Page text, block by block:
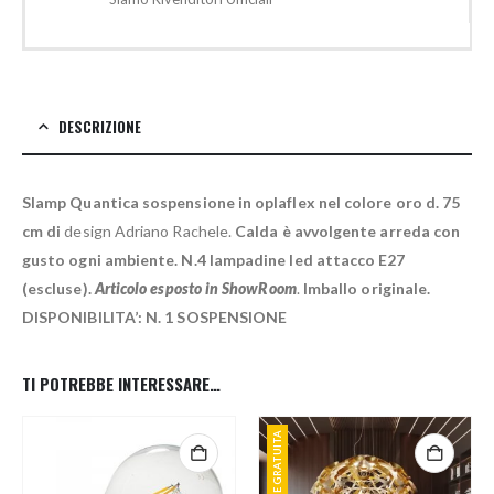
DESCRIZIONE
Slamp Quantica sospensione in oplaflex nel colore oro d. 75
cm di design Adriano Rachele. Calda è avvolgente arreda con
gusto ogni ambiente. N.4 lampadine led attacco E27
(escluse).Articolo esposto in ShowRoom. Imballo originale.
DISPONIBILITA’: N. 1 SOSPENSIONE
TI POTREBBE INTERESSARE…